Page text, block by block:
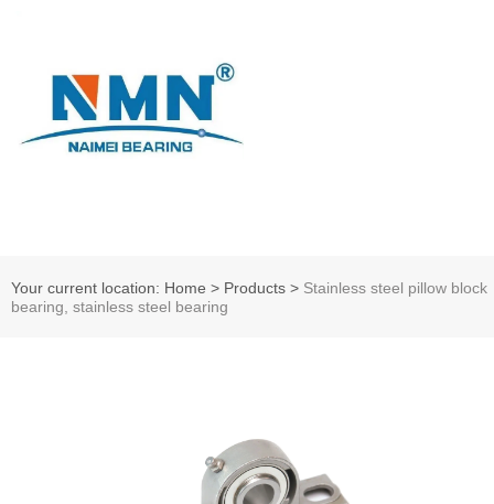
Your current location: Home > Products > Stainless steel pillow block
bearing, stainless steel bearing